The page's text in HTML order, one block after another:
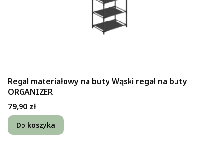
Regal materiałowy na buty Wąski regał na buty
ORGANIZER
Cena
79,90 zł
Do koszyka